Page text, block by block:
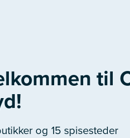
til
og 15 spisesteder